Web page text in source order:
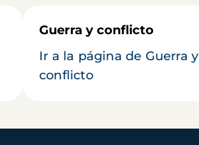
Guerra y conflicto
Ir a la página de Guerra y
conflicto